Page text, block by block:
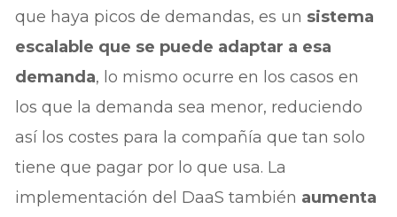
que haya picos de demandas, es un sistema
escalable que se puede adaptar a esa
demanda, lo mismo ocurre en los casos en
los que la demanda sea menor, reduciendo
así los costes para la compañía que tan solo
tiene que pagar por lo que usa. La
implementación del DaaS también aumenta